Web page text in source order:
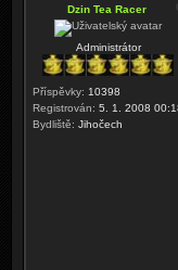
Dzin Tea Racer
Administrátor
Příspěvky: 10398
Registrován: 5. 1. 2008
Bydliště: Jihočech